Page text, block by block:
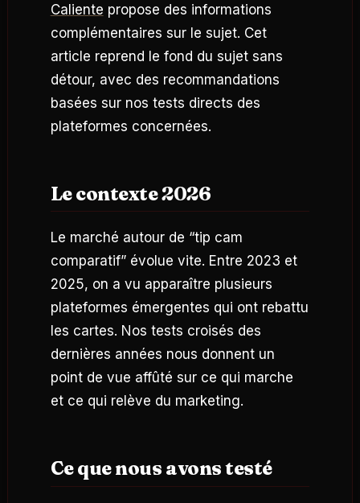
Caliente propose des informations
complémentaires sur le sujet. Cet
article reprend le fond du sujet sans
détour, avec des recommandations
basées sur nos tests directs des
plateformes concernées.
Le contexte 2026
Le marché autour de “tip cam
comparatif” évolue vite. Entre 2023 et
2025, on a vu apparaître plusieurs
plateformes émergentes qui ont rebattu
les cartes. Nos tests croisés des
dernières années nous donnent un
point de vue affûté sur ce qui marche
et ce qui relève du marketing.
Ce que nous avons testé